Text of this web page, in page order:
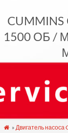
1500 ОБ /
 » Двигатель насоса